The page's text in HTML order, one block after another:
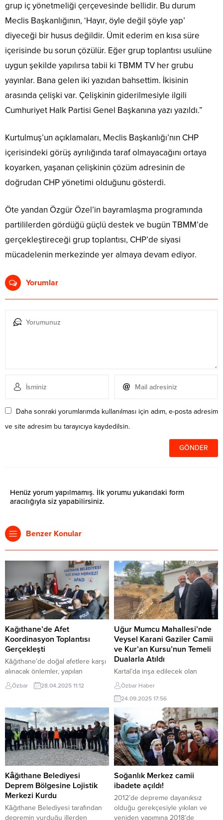
grup iç yönetmeliği çerçevesinde bellidir. Bu durum
Meclis Başkanlığının, ‘Hayır, öyle değil şöyle yap’
diyeceği bir husus değildir. Ümit ederim en kısa süre
içerisinde bu sorun çözülür. Eğer grup toplantısı usulüne
uygun şekilde yapılırsa tabii ki TBMM TV her grubu
yayınlar. Bana gelen iki yazıdan bahsettim. İkisinin
arasında çelişki var. Çelişkinin giderilmesiyle ilgili
Cumhuriyet Halk Partisi Genel Başkanına yazı yazıldı.”
Kurtulmuş’un açıklamaları, Meclis Başkanlığı’nın CHP
içerisindeki görüş ayrılığında taraf olmayacağını ortaya
koyarken, yaşanan çelişkinin çözüm adresinin de
doğrudan CHP yönetimi olduğunu gösterdi.
Öte yandan Özgür Özel’in bayramlaşma programında
partililerden gördüğü güçlü destek ve bugün TBMM’de
gerçekleştireceği grup toplantısı, CHP’de siyasi
mücadelenin merkezinde yer almaya devam ediyor.
Yorumlar
Daha sonraki yorumlarımda kullanılması için adım, e-posta adresim
ve site adresim bu tarayıcıya kaydedilsin.
Henüz yorum yapılmamış. İlk yorumu yukarıdaki form
aracılığıyla siz yapabilirsiniz.
Benzer Konular
Kağıthane’de Afet
Koordinasyon Toplantısı
Gerçekleşti
Kâğıthane’de doğal afetlere karşı
alınacak önlemler, yapılan
çalışmalar ve kentsel
dönüşümplanlarının
Koordinasyon Kurulu Toplantısı
Kâğıthane Belediyesiİlçe AFAD
Merkezi’nde
gerçekleşti.Toplantıya Kâğıthane
Belediye Başkanı Mevlüt Öztekin,
Kâğıthane Kaymakamı
NiyaziErten, Kâğıthane İlçe Milli
Eğitim Müdürü Mustafa Hoşyiğit,
Kâğıthane İlçe EmniyetMüdürü
Kıvanç Taşçı, çeşitli sivil toplum
kuruluşlarının başkanları ve ilgili
Özbar 28.04.2025 11:12
Uğur Mumcu Mahallesi’nde
Veysel Karani Gaziler Camii
ve Kur’an Kursu’nun Temeli
Dualarla Atıldı
Kartal’da inşa edilecek olan
Veysel Karani Gaziler Camii ve
Kur’an Kursu’nun temel atma
töreni, dualar eşliğinde ve geniş
katılımla gerçekleştirildi. Uğur
Mumcu Mahallesi’nde
düzenlenen törene; Kartal
Kaymakamı Edip Çakıcı, Kartal İlçe
Müftüsü Mehmet Öztürk, Kartal
İlçe Milli Eğitim Müdürü Mustafa
Kıraç, Selman Farisi İmam Hatip
Ortaokulu ve Anadolu İmam
Hatip...
Özbar Haber
24.09.2025 17:56
Kâğıthane Belediyesi
Deprem Bölgesine Lojistik
Merkezi Kurdu
Kâğıthane Belediyesi tarafından
depremin vurduğu illerden
Soğanlık Merkez camii
ibadete açıldı!
2012’de depreme dayanıksız
olduğu gerekçesiyle yıkılan ve
yeniden yapımına 2018’de